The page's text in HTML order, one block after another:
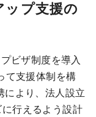
プ支援の
ビザ制度を導入
て支援体制を構
により、法人設立
行えるよう設計